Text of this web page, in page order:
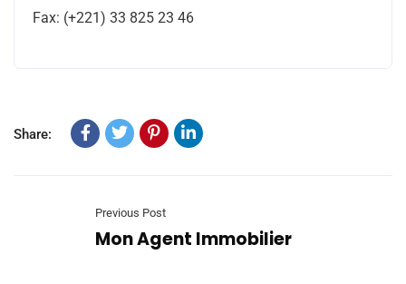
Fax: (+221) 33 825 23 46
Share:
Previous Post
Mon Agent Immobilier